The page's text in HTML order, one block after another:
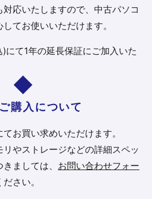
応いたしますので、中古パソコ
てお使いいただけます。
にて1年の延長保証にご加入いた
購入について
お買い求めいただけます。
やストレージなどの詳細スペッ
ましては、 お問い合わせフォー
さい。